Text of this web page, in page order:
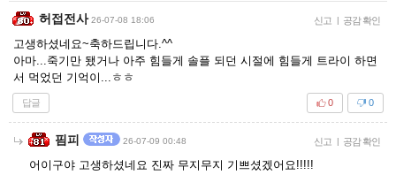
허접전사 26-07-08 18:06 신고 | 공감 확인
고생하셨네요~축하드립니다.^^
아마...죽기만 됐거나 아주 힘들게 솔플 되던 시절에 힘들게 트라이 하면
서 먹었던 기억이...ㅎㅎ
답글 0
0
핌피 26-07-09 00:48 신고 | 공감 확인
어이구야 고생하셨네요 진짜 무지무지 기쁘셨겠어요!!!!!